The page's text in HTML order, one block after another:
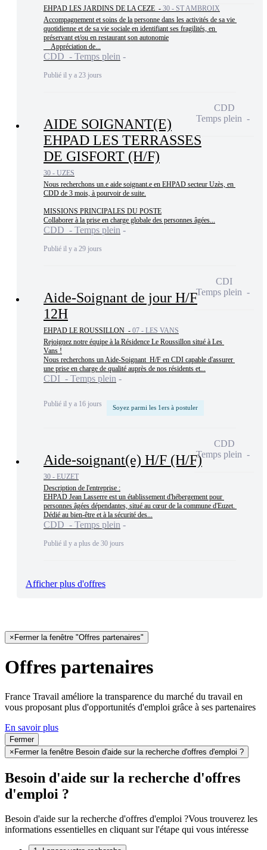
EHPAD LES JARDINS DE LA CEZE - 30 - ST AMBROIX
Accompagnement et soins de la personne dans les activités de sa vie
quotidienne et de sa vie sociale en identifiant ses fragilités, en
préservant et/ou en restaurant son autonomie
    Appréciation de...
CDD - Temps plein
Publié il y a 23 jours
AIDE SOIGNANT(E)
EHPAD LES TERRASSES
DE GISFORT (H/F)
30 - UZES
Nous recherchons un.e aide soignant.e en EHPAD secteur Uzès, en
CDD de 3 mois, à pourvoir de suite.
MISSIONS PRINCIPALES DU POSTE
Collaborer à la prise en charge globale des personnes âgées...
CDD - Temps plein
Publié il y a 29 jours
CDD
Temps plein
Aide-Soignant de jour H/F
12H
EHPAD LE ROUSSILLON - 07 - LES VANS
Rejoignez notre équipe à la Résidence Le Roussillon situé à Les
Vans !
Nous recherchons un Aide-Soignant  H/F en CDI capable d'assurer
une prise en charge de qualité auprès de nos résidents et...
CDI - Temps plein
Publié il y a 16 jours Soyez parmi les 1ers à postuler
CDI
Temps plein
Aide-soignant(e) H/F (H/F)
30 - EUZET
Description de l'entreprise :
EHPAD Jean Lasserre est un établissement d'hébergement pour
personnes âgées dépendantes, situé au cœur de la commune d'Euzet.
Dédié au bien-être et à la sécurité des...
CDD - Temps plein
Publié il y a plus de 30 jours
CDD
Temps plein
Afficher plus d'offres
×Fermer la fenêtre "Offres partenaires"
Offres partenaires
France Travail améliore la transparence du marché du travail en
vous proposant plus d'opportunités d'emploi grâce à ses partenaires
En savoir plus
Fermer
×Fermer la fenêtre Besoin d'aide sur la recherche d'offres d'emploi ?
Besoin d'aide sur la recherche d'offres
d'emploi ?
Besoin d'aide sur la recherche d'offres d'emploi ?Vous trouverez les
informations essentielles en cliquant sur l'étape qui vous intéresse